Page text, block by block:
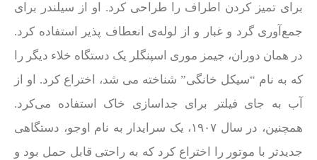
برای تمیز کردن اطراف را طراحی کرد. او از سیلندر برای
جمع‌آوری گرد و غبار و از لوله‌ی انعطاف پذیر استفاده کرد.
در همان دوران، جیمز موری اسپنگلر یک دستگاه خلاء دیگر را
که به نام “سیکل خانگی” شناخته می‌ شد، اختراع کرد. او از
آب به جای فیلتر برای جداسازی خاک استفاده می‌کرد.
همچنین، در سال ۱۹۰۷، یک سرایدار به نام اوجو، دستگاهی
جدیدتر با موتور را اختراع کرد که به راحتی قابل حمل بود و